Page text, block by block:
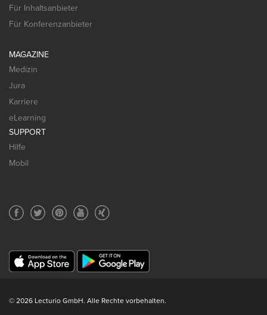
Für Inhaltsanbieter
Für Konferenzanbieter
MAGAZINE
Medizin
Jura
Karriere
eLearning
SUPPORT
Hilfe
Mobil
© 2026 Lecturio GmbH. Alle Rechte vorbehalten.